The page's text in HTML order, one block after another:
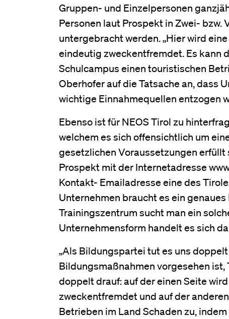
Gruppen- und Einzelpersonen
Personen laut Prospekt in Zwei-
untergebracht werden. „Hier wird
eindeutig zweckentfremdet. Es kann
Schulcampus einen touristischen
Oberhofer auf die Tatsache an, dass
wichtige Einnahmequellen entzogen
Ebenso ist für NEOS Tirol zu
welchem es sich offensichtlich um
gesetzlichen Voraussetzungen erfüllt
Prospekt mit der Internetadresse
Kontakt- Emailadresse eine des
Unternehmen braucht es ein
Trainingszentrum sucht man ein
Unternehmensform handelt es sich
„Als Bildungspartei tut es uns
Bildungsmaßnahmen vorgesehen
doppelt drauf: auf der einen Seite
zweckentfremdet und auf der
Betrieben im Land Schaden zu,